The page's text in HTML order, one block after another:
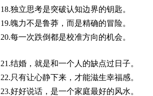
18.独立思考是突破认知边界的钥匙。
19.魄力不是鲁莽，而是精确的冒险。
20.每一次跌倒都是校准方向的机会。
21.结婚，就是和一个人的缺点过日子。
22.只有让心静下来，才能滋生幸福感。
23.好好说话，是一个家庭最好的风水。